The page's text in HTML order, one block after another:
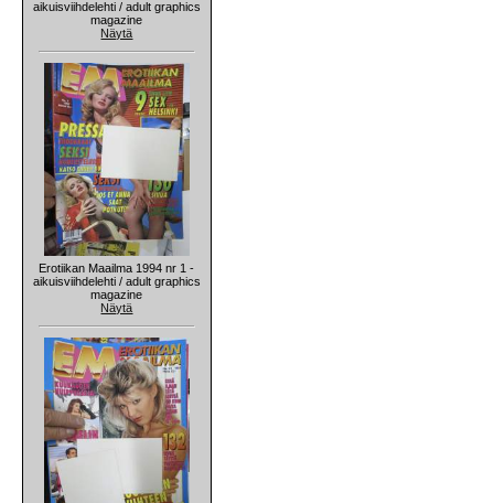
aikuisviihdelehti / adult graphics
magazine
Näytä
Erotiikan Maailma 1994 nr 1 -
aikuisviihdelehti / adult graphics
magazine
Näytä